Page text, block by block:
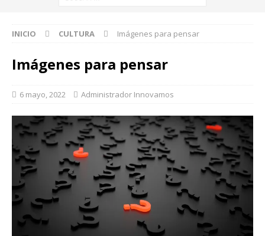
INICIO CULTURA Imágenes para pensar
Imágenes para pensar
6 mayo, 2022 Administrador Innovamos